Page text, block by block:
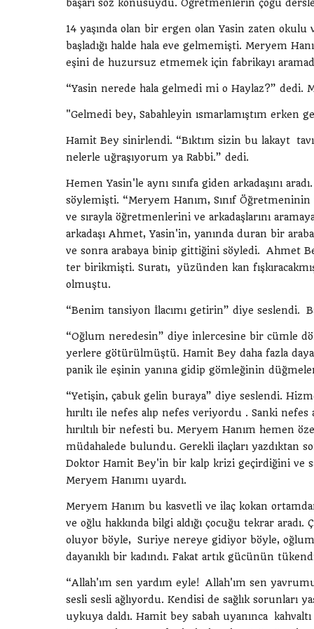
başarı söz konusuydu. Öğretmenlerin çoğu
14 yaşında olan bir ergen olan Yasin zaten okulu
başladığı halde hala eve gelmemişti. Meryem
eşini de huzursuz etmemek için fabrikayı
“Yasin nerede hala gelmedi mi o Haylaz?” dedi.
"Gelmedi bey, Sabahleyin ısmarlamıştım erken
Hamit Bey sinirlendi. “Bıktım sizin bu lakayt
nelerle uğraşıyorum ya Rabbi.” dedi.
Hemen Yasin'le aynı sınıfa giden arkadaşını
söylemişti. “Meryem Hanım, Sınıf
ve sırayla öğretmenlerini ve arkadaşlarını
arkadaşı Ahmet, Yasin'in, yanında duran bir
ve sonra arabaya binip gittiğini söyledi. Ahmet
ter birikmişti. Suratı, yüzünden kan
olmuştu.
“Benim tansiyon İlacımı getirin” diye seslendi.
“Oğlum neredesin” diye inlercesine bir cümle
yerlere götürülmüştü. Hamit Bey daha fazla
panik ile eşinin yanına gidip gömleğinin
“Yetişin, çabuk gelin buraya” diye seslendi.
hırıltı ile nefes alıp nefes veriyordu . Sanki
hırıltılı bir nefesti bu. Meryem Hanım hemen
müdahalede bulundu. Gerekli ilaçları yazdıktan
Doktor Hamit Bey'in bir kalp krizi geçirdiğini ve
Meryem Hanımı uyardı.
Meryem Hanım bu kasvetli ve ilaç kokan
ve oğlu hakkında bilgi aldığı çocuğu tekrar aradı.
oluyor böyle, Suriye nereye gidiyor böyle, oğlum
dayanıklı bir kadındı. Fakat artık gücünün
“Allah'ım sen yardım eyle! Allah'ım sen
sesli sesli ağlıyordu. Kendisi de sağlık sorunları
uykuya daldı. Hamit bey sabah uyanınca